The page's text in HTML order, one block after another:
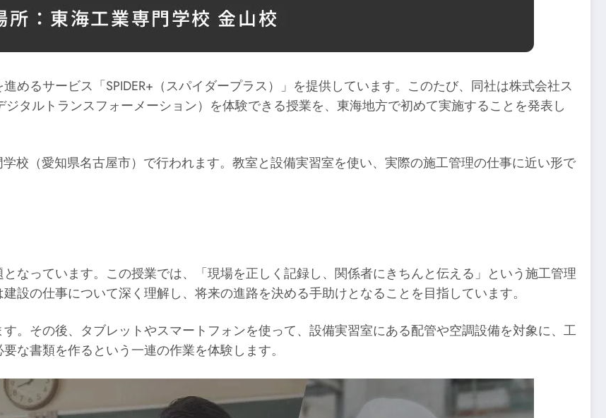
めるサービス「SPIDER+（スパイダープラス）」を提供しています。このたび、同社は株式会社ス
タルトランスフォーメーション）を体験できる授業を、東海地方で初めて実施することを発表し
校（愛知県名古屋市）で行われます。教室と設備実習室を使い、実際の施工管理の仕事に近い形で
なっています。この授業では、「現場を正しく記録し、関係者にきちんと伝える」という施工管理
設の仕事について深く理解し、将来の進路を決める手助けとなることを目指しています。
。その後、タブレットやスマートフォンを使って、設備実習室にある配管や空調設備を対象に、工
な書類を作るという一連の作業を体験します。